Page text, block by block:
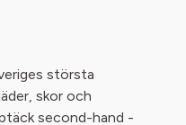
största
skor och
second-hand -